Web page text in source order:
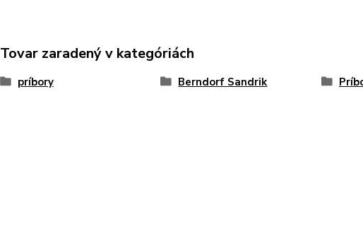
Tovar zaradený v kategóriách
príbory Berndorf Sandrik